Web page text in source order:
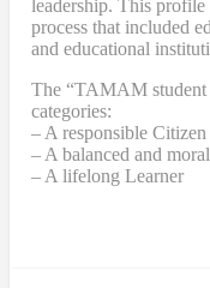
leadership. This
process that included
and educational
The “TAMAM student
categories:
– A responsible Citizen
– A balanced and
– A lifelong Learner